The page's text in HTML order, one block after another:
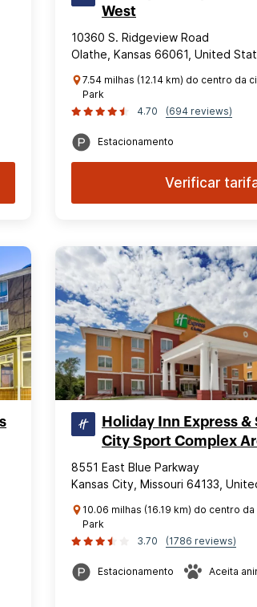
West
10360 S. Ridgeview Road
Olathe, Kansas 66061, United
7.54 milhas (12.14 km) do centro da
Park
4.70
(694 reviews)
Estacionamento
Verificar
Holiday Inn Express &
City Sport Complex
8551 East Blue Parkway
Kansas City, Missouri 64133,
10.06 milhas (16.19 km) do centro
Park
3.70
(1786 reviews)
Estacionamento Aceita